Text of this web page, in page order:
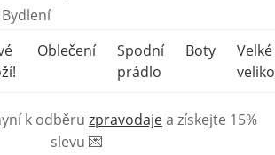
produktů
Bydlení
Oblečení
Spodní
prádlo
Boty
Velké
k odběru zpravodajea získejte 15%
slevu 💌